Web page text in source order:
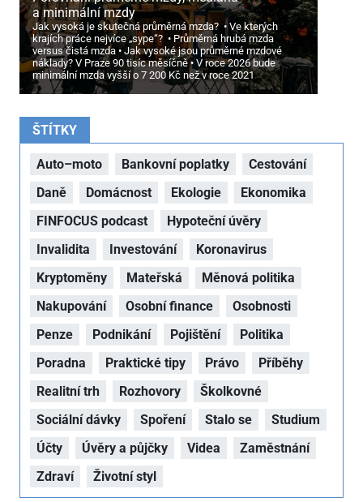
a minimální mzdy
Jak vysoká je skutečná průměrná mzda?
Ve kterých
krajích práce nejvíce „sype“?
Průměrná hrubá mzda
versus čistá mzda
Jak vysoké jsou průměrné mzdové
náklady? V Praze 90 tisíc měsíčně
V roce 2026 bude
minimální mzda vyšší o 7 200 Kč než v roce 2021
ŠTÍTKY
Auto–moto Bankovní poplatky
Cestování
Daně
Domácnost Ekologie
Ekonomika
FINFOCUS podcast
Hypoteční úvěry
Invalidita
Investování
Koronavirus
Kryptoměny
Mateřská
Měnová politika
Nakupování
Osobní finance
Osobnosti
Penze
Podnikání Pojištění
Politika
Poradna
Praktické tipy Právo
Příběhy
Realitní trh
Rozhovory
Školkovné
Sociální dávky
Spoření Stalo se
Studium
Účty
Úvěry a půjčky Videa
Zaměstnání
Zdraví
Životní styl